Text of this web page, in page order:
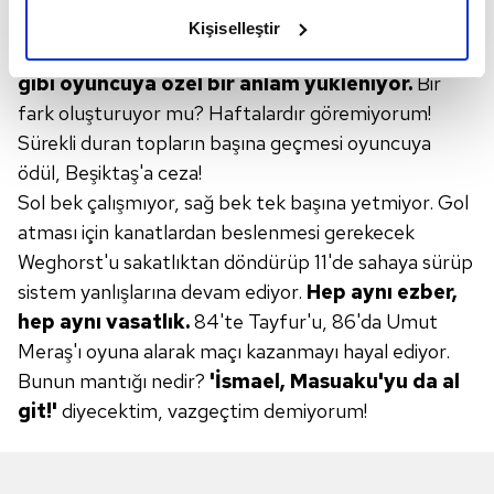
elimizden gelen çabayı gösterdiğimizi ve bu noktada,
kalemimiz olduğunu sizlere hatırlatmak isteriz.
Her halükârda, kullanıcılar, bu çerezlere izin vermedikleri
takdirde, kullanıcılara hedefli reklamlar
gösterilmeyecektir."
Sizlere daha iyi bir hizmet sunabilmek için İnternet
Sitemizde kendimize ve üçüncü kişilere ait çerezler
kullanılmaktadır. Bu çerezler vasıtasıyla çeşitli kişisel
verileriniz işlenmekte olup gerekli olan çerezler bilgi
toplumu hizmetlerinin sunulması amacıyla
kullanılmaktadır. Diğer çerezler, sitemizin daha işlevsel
kılınması ve kişiselleştirilmesi ve sizlere yönelik
Kişiselleştir
Masuaku bir de kornerlerin hatta duran topların
başına geçiyor.Başka kullanılacak isimyokmuş
gibi oyuncuya özelbir anlam yükleniyor.Bir
fark oluşturuyor mu? Haftalardır göremiyorum!
Sürekli duran topların başına geçmesi oyuncuya
ödül, Beşiktaş'a ceza!
Sol bek çalışmıyor, sağ bek tek başına yetmiyor. Gol
atması için kanatlardan beslenmesi gerekecek
Weghorst'u sakatlıktan döndürüp 11'de sahaya sürüp
sistem yanlışlarına devam ediyor. Hep aynı ezber,
hep aynı vasatlık.84'te Tayfur'u, 86'da Umut
Meraş'ı oyuna alarak maçı kazanmayı hayal ediyor.
Bunun mantığı nedir? 'İsmael, Masuaku'yu da al
git!' diyecektim, vazgeçtim demiyorum!